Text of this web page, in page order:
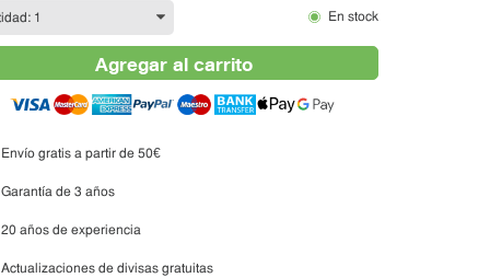
En stock
Agregar al carrito
Envío gratis a partir de 50€
Garantía de 3 años
20 años de experiencia
Actualizaciones de divisas gratuitas